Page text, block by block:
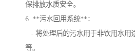
保排放水质安全。
6. **污水回用系统**：
- 将处理后的污水用于非饮用水用
等。